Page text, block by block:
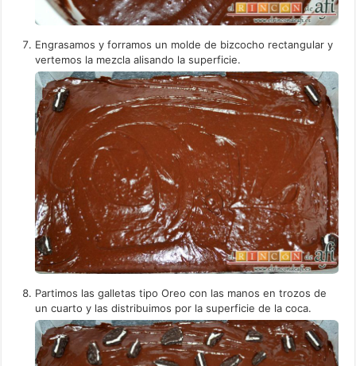
Engrasamos y forramos un molde de bizcocho rectangular y
vertemos la mezcla alisando la superficie.
Partimos las galletas tipo Oreo con las manos en trozos de
un cuarto y las distribuimos por la superficie de la coca.